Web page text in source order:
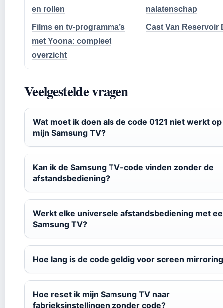
en rollen
nalatenschap
Films en tv-programma’s
met Yoona: compleet
overzicht
Cast Van Reservoir
Veelgestelde vragen
Wat moet ik doen als de code 0121 niet werkt op
mijn Samsung TV?
Kan ik de Samsung TV-code vinden zonder de
afstandsbediening?
Werkt elke universele afstandsbediening met
Samsung TV?
Hoe lang is de code geldig voor screen
Hoe reset ik mijn Samsung TV naar
fabrieksinstellingen zonder code?